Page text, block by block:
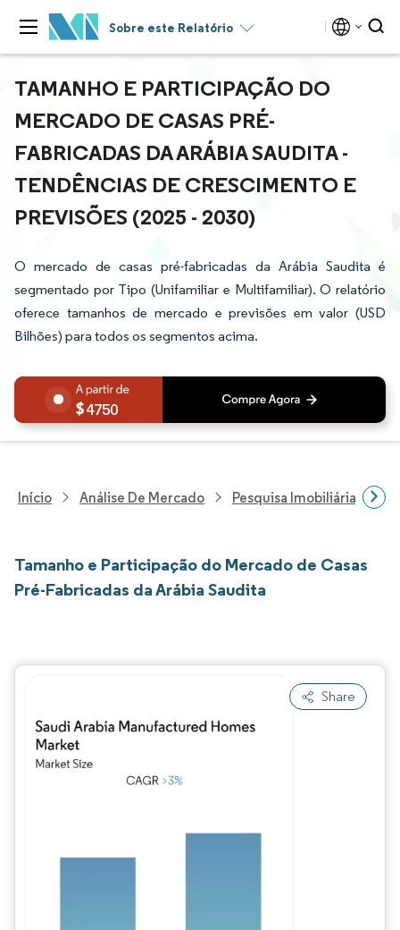
Sobre este Relatório
TAMANHO E PARTICIPAÇÃO DO
MERCADO DE CASAS PRÉ-
FABRICADAS DA ARÁBIA SAUDITA -
TENDÊNCIAS DE CRESCIMENTO E
PREVISÕES (2025 - 2030)
O mercado de casas pré-fabricadas da Arábia Saudita é
segmentado por Tipo (Unifamiliar e Multifamiliar). O relatório
oferece tamanhos de mercado e previsões em valor (USD
Bilhões) para todos os segmentos acima.
4750
Início Análise De Mercado Pesquisa Imobiliária E De
Tamanho e Participação do Mercado de Casas
Pré-Fabricadas da Arábia Saudita
Share